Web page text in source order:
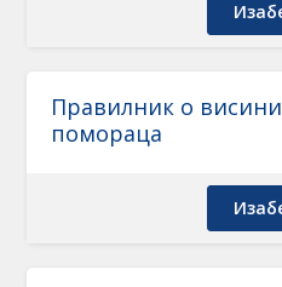
Правилник о
помораца